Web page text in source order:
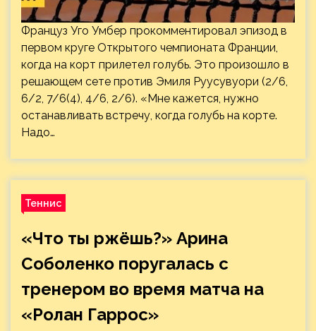
Француз Уго Умбер прокомментировал эпизод в
первом круге Открытого чемпионата Франции,
когда на корт прилетел голубь. Это произошло в
решающем сете против Эмиля Руусувуори (2/6,
6/2, 7/6(4), 4/6, 2/6). «Мне кажется, нужно
останавливать встречу, когда голубь на корте.
Надо…
Теннис
«Что ты ржёшь?» Арина
Соболенко поругалась с
тренером во время матча на
«Ролан Гаррос»